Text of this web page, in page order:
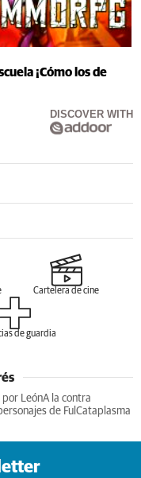
¡Cómo los de
DISCOVER WITH
Cartelera de cine
de guardia
por LeónA la contra
de Ful Cataplasma